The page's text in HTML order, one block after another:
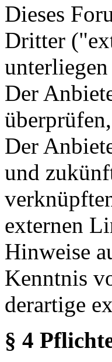
Dieses
Dritter
Der
Der
und
externen
Hinweise
Kenntnis
derartige
§ 4